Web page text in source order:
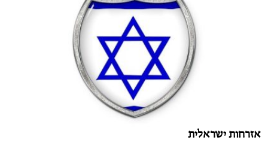
אזרחות ישראלית